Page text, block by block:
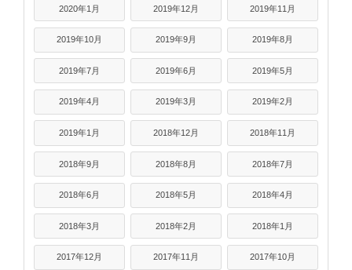
2020年1月 2019年12月 2019年11月
2019年10月 2019年9月 2019年8月
2019年7月 2019年6月 2019年5月
2019年4月 2019年3月 2019年2月
2019年1月 2018年12月 2018年11月
2018年9月 2018年8月 2018年7月
2018年6月 2018年5月 2018年4月
2018年3月 2018年2月 2018年1月
2017年12月 2017年11月 2017年10月